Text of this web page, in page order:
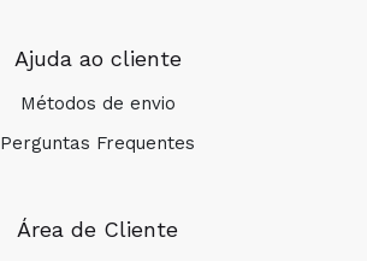
Ajuda ao cliente
Métodos de envio
Perguntas Frequentes
Área de Cliente